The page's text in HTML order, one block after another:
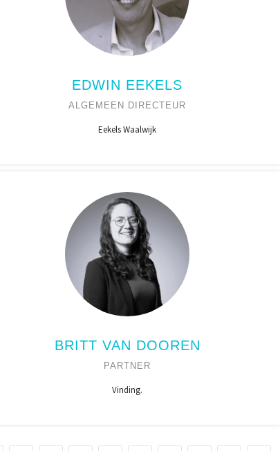
EDWIN EEKELS
ALGEMEEN DIRECTEUR
Eekels Waalwijk
BRITT VAN DOOREN
PARTNER
Vinding.